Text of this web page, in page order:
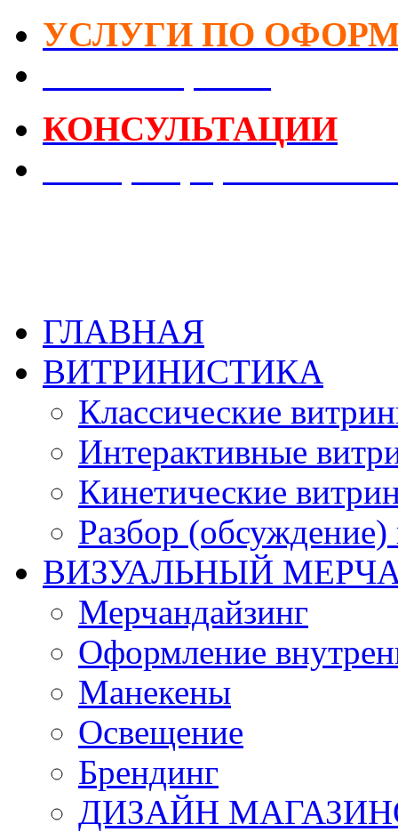
УСЛУГИ ПО
КОНСУЛЬТАЦИИ
ГЛАВНАЯ
ВИТРИНИСТИКА
Классические
Интерактивные
Кинетические
Разбор (обсуждение)
ВИЗУАЛЬНЫЙ
Мерчандайзинг
Оформление
Манекены
Освещение
Брендинг
ДИЗАЙН